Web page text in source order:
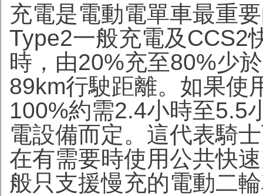
充電是電動電單車最重
Type2一般充電及CCS2
時，由20%充至80%少
89km行駛距離。如果使
100%約需2.4小時至5.5
電設備而定。這代表騎
在有需要時使用公共快
般只支援慢充的電動二